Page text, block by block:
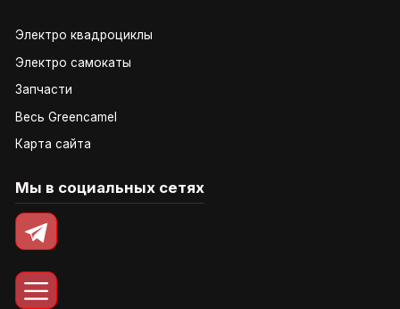
Электро квадроциклы
Электро самокаты
Запчасти
Весь Greencamel
Карта сайта
Мы в социальных сетях